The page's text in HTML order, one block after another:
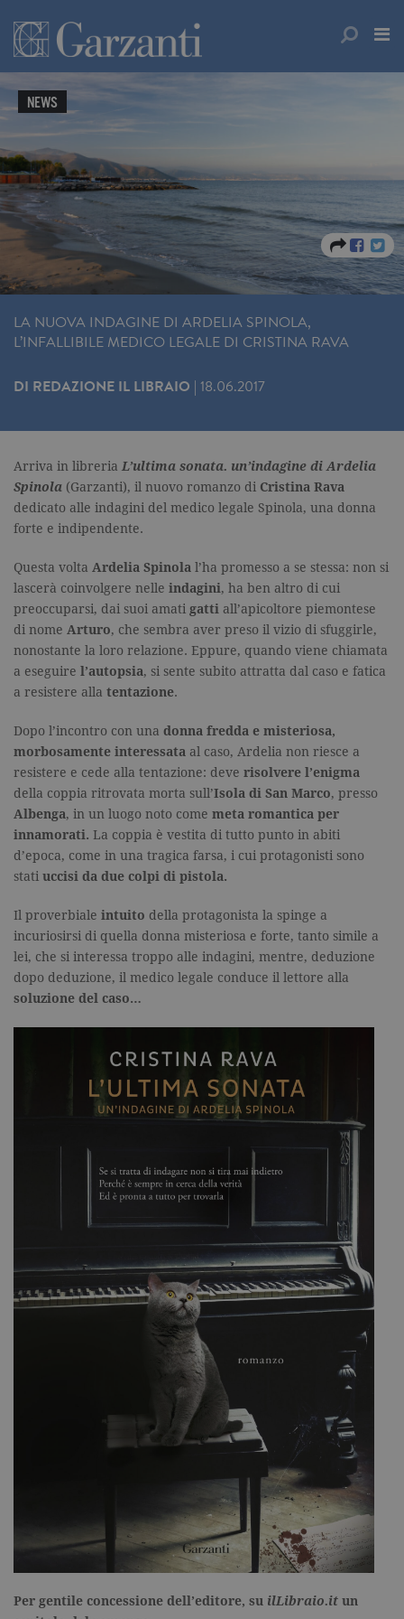
NEWS
LA NUOVA INDAGINE DI ARDELIA SPINOLA,
L’INFALLIBILE MEDICO LEGALE DI CRISTINA RAVA
DI REDAZIONE IL LIBRAIO | 18.06.2017
Arriva in libreria L’ultima sonata. un’indagine di Ardelia
Spinola (Garzanti), il nuovo romanzo di Cristina Rava
dedicato alle indagini del medico legale Spinola, una donna
forte e indipendente.
Questa volta Ardelia Spinola l’ha promesso a se stessa: non si
lascerà coinvolgere nelle indagini, ha ben altro di cui
preoccuparsi, dai suoi amati gatti all’apicoltore piemontese
di nome Arturo, che sembra aver preso il vizio di sfuggirle,
nonostante la loro relazione. Eppure, quando viene chiamata
a eseguire l’autopsia, si sente subito attratta dal caso e fatica
a resistere alla tentazione.
Dopo l’incontro con una donna fredda e misteriosa,
morbosamente interessata al caso, Ardelia non riesce a
resistere e cede alla tentazione: deve risolvere l’enigma
della coppia ritrovata morta sull’Isola di San Marco, presso
Albenga, in un luogo noto come meta romantica per
innamorati. La coppia è vestita di tutto punto in abiti
d’epoca, come in una tragica farsa, i cui protagonisti sono
stati uccisi da due colpi di pistola.
Il proverbiale intuito della protagonista la spinge a
incuriosirsi di quella donna misteriosa e forte, tanto simile a
lei, che si interessa troppo alle indagini, mentre, deduzione
dopo deduzione, il medico legale conduce il lettore alla
soluzione del caso…
Per gentile concessione dell’editore, su ilLibraio.it un